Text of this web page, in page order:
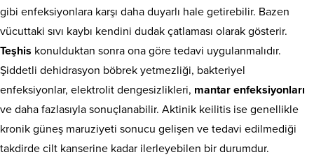
gibi enfeksiyonlara karşı daha duyarlı hale getirebilir. Bazen
vücuttaki sıvı kaybı kendini dudak çatlaması olarak gösterir.
Teşhis konulduktan sonra ona göre tedavi uygulanmalıdır.
Şiddetli dehidrasyon böbrek yetmezliği, bakteriyel
enfeksiyonlar, elektrolit dengesizlikleri, mantar enfeksiyonları
ve daha fazlasıyla sonuçlanabilir. Aktinik keilitis ise genellikle
kronik güneş maruziyeti sonucu gelişen ve tedavi edilmediği
takdirde cilt kanserine kadar ilerleyebilen bir durumdur.